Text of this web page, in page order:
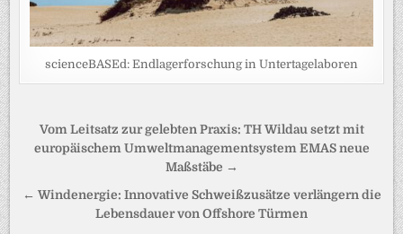
scienceBASEd: Endlagerforschung in Untertagelaboren
Beitragsnavigation
Vom Leitsatz zur gelebten Praxis: TH Wildau setzt mit
europäischem Umweltmanagementsystem EMAS neue
Maßstäbe →
← Windenergie: Innovative Schweißzusätze verlängern die
Lebensdauer von Offshore Türmen